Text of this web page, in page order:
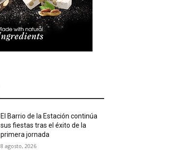
El Barrio de la Estación continúa
sus fiestas tras el éxito de la
primera jornada
8 agosto, 2026